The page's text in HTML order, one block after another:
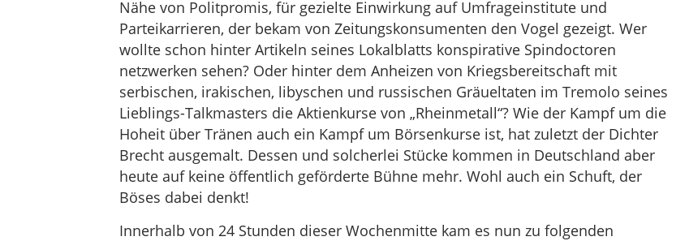
Nähe von Politpromis, für gezielte Einwirkung auf Umfrageinstitute und
Parteikarrieren, der bekam von Zeitungskonsumenten den Vogel gezeigt. Wer
wollte schon hinter Artikeln seines Lokalblatts konspirative Spindoctoren
netzwerken sehen? Oder hinter dem Anheizen von Kriegsbereitschaft mit
serbischen, irakischen, libyschen und russischen Gräueltaten im Tremolo seines
Lieblings-Talkmasters die Aktienkurse von „Rheinmetall“? Wie der Kampf um die
Hoheit über Tränen auch ein Kampf um Börsenkurse ist, hat zuletzt der Dichter
Brecht ausgemalt. Dessen und solcherlei Stücke kommen in Deutschland aber
heute auf keine öffentlich geförderte Bühne mehr. Wohl auch ein Schuft, der
Böses dabei denkt!
Innerhalb von 24 Stunden dieser Wochenmitte kam es nun zu folgenden